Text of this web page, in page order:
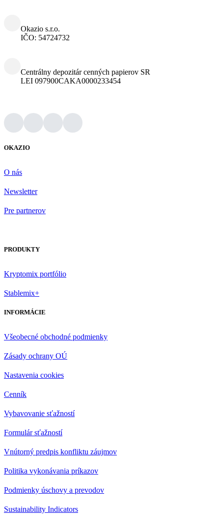
Okazio s.r.o.
IČO: 54724732
Centrálny depozitár cenných papierov SR
LEI 097900CAKA0000233454
OKAZIO
O nás
Newsletter
Pre partnerov
PRODUKTY
Kryptomix portfólio
Stablemix+
INFORMÁCIE
Všeobecné obchodné podmienky
Zásady ochrany OÚ
Nastavenia cookies
Cenník
Vybavovanie sťažností
Formulár sťažností
Vnútorný predpis konfliktu záujmov
Politika vykonávania príkazov
Podmienky úschovy a prevodov
Sustainability Indicators